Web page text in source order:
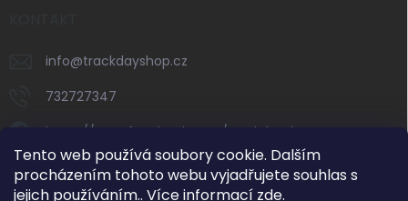
Tento web používá soubory cookie. Dalším
procházením tohoto webu vyjadřujete souhlas s
jejich používáním.. Více informací zde.
info@trackdayshop.cz
732727347
https://www.facebook.com/trackdayshop
trackdayshop